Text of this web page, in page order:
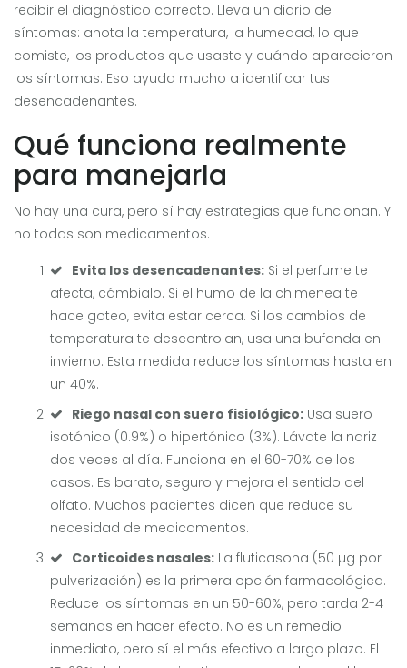
recibir el diagnóstico correcto. Lleva un diario de
síntomas: anota la temperatura, la humedad, lo que
comiste, los productos que usaste y cuándo aparecieron
los síntomas. Eso ayuda mucho a identificar tus
desencadenantes.
Qué funciona realmente
para manejarla
No hay una cura, pero sí hay estrategias que funcionan. Y
no todas son medicamentos.
Evita los desencadenantes: Si el perfume te
afecta, cámbialo. Si el humo de la chimenea te
hace goteo, evita estar cerca. Si los cambios de
temperatura te descontrolan, usa una bufanda en
invierno. Esta medida reduce los síntomas hasta en
un 40%.
Riego nasal con suero fisiológico: Usa suero
isotónico (0.9%) o hipertónico (3%). Lávate la nariz
dos veces al día. Funciona en el 60-70% de los
casos. Es barato, seguro y mejora el sentido del
olfato. Muchos pacientes dicen que reduce su
necesidad de medicamentos.
Corticoides nasales: La fluticasona (50 µg por
pulverización) es la primera opción farmacológica.
Reduce los síntomas en un 50-60%, pero tarda 2-4
semanas en hacer efecto. No es un remedio
inmediato, pero sí el más efectivo a largo plazo. El